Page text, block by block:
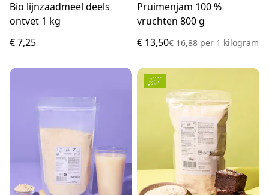
Bio lijnzaadmeel deels
ontvet 1 kg
€ 7,25
Pruimenjam 100 %
vruchten 800 g
€ 13,50€ 16,88 per 1 kilogram